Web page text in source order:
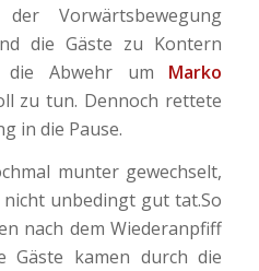
Vorwärtsbewegung
die Gäste zu Kontern
die Abwehr um Marko
zu tun. Dennoch rettete
in die Pause.
munter gewechselt,
nicht unbedingt gut tat.So
nach dem Wiederanpfiff
Gäste kamen durch die